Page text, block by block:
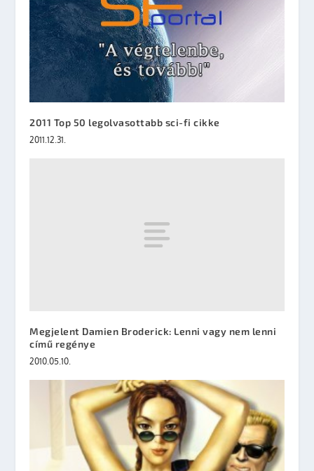
2011 Top 50 legolvasottabb sci-fi cikke
2011.12.31.
Megjelent Damien Broderick: Lenni vagy nem lenni
című regénye
2010.05.10.